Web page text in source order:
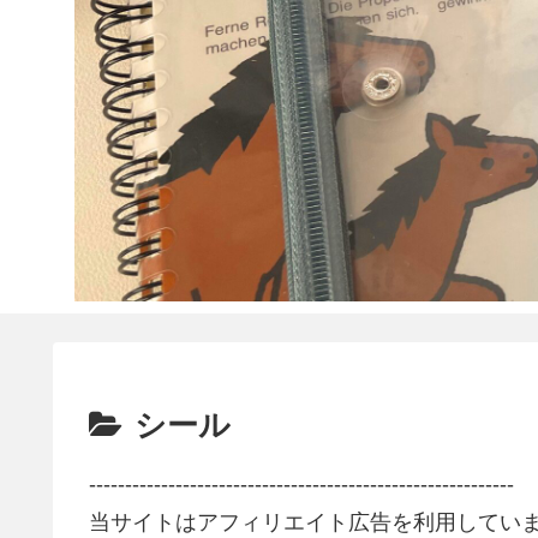
シール
-----------------------------------------------------------
当サイトはアフィリエイト広告を利用してい